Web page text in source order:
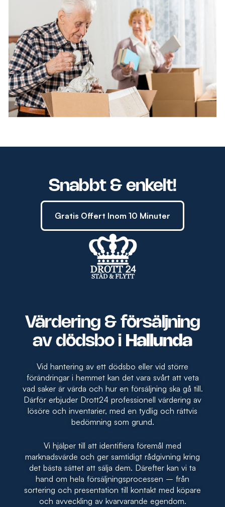
Snabbt & enkelt!
Gratis Offert Inom 10 Minuter
Värdering & försäljning
av dödsbo i Hallunda
Vid hantering av ett dödsbo eller vid större
förändringar i hemmet kan det vara svårt att veta
vad saker är värda och hur en försäljning ska gå till.
Därför erbjuder Drott24 professionell värdering av
lösöre och inventarier, med en tydlig och rättvis
bedömning som grund.
Vi hjälper till att identifiera föremål med
marknadsvärde och ger samtidigt rådgivning kring
det bästa sättet att sälja dem. Därefter kan vi ta
hand om hela försäljningsprocessen – från
sortering och presentation till kontakt med köpare
och avveckling av kvarvarande egendom.